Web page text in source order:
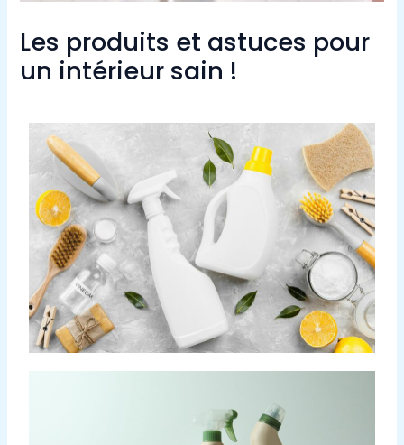
Les produits et astuces pour
un intérieur sain !